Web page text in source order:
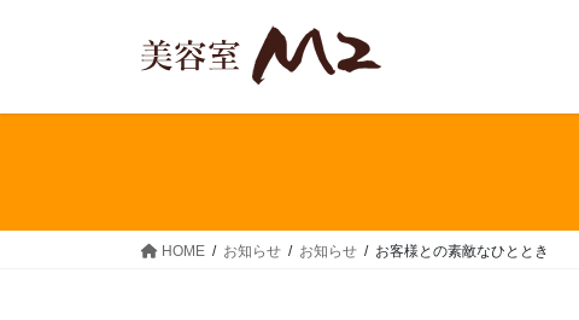
HOME お知らせ お知らせ お客様との素敵なひととき